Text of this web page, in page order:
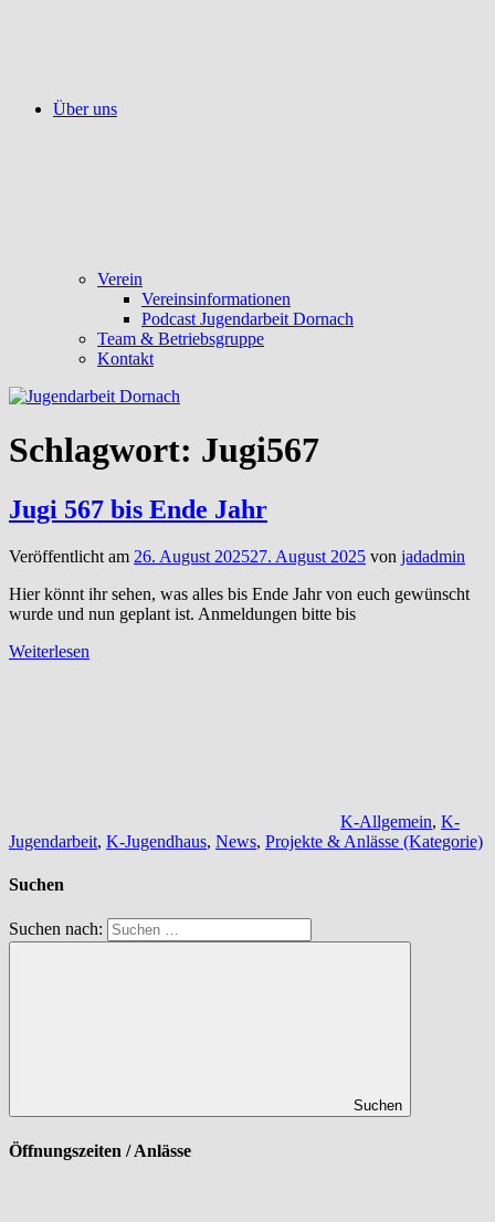
Über uns
Verein
Vereinsinformationen
Podcast Jugendarbeit Dornach
Team & Betriebsgruppe
Kontakt
Schlagwort: Jugi567
Jugi 567 bis Ende Jahr
Veröffentlicht am 26. August 202527. August 2025 von jadadmin
Hier könnt ihr sehen, was alles bis Ende Jahr von euch gewünscht
wurde und nun geplant ist. Anmeldungen bitte bis
Weiterlesen
K-Allgemein, K-
Jugendarbeit, K-Jugendhaus, News, Projekte & Anlässe (Kategorie)
Suchen
Suchen nach:
Suchen
Öffnungszeiten / Anlässe